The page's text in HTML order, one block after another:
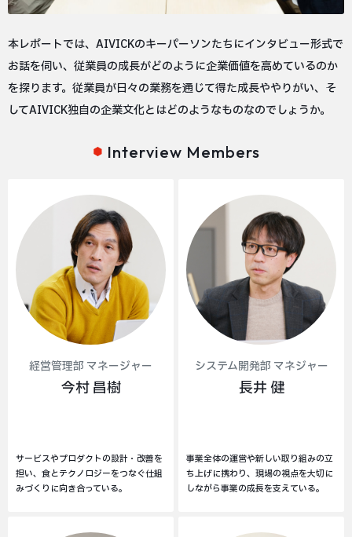
本レポートでは、AIVICKのキーパーソンたちにインタビュー形式で
お話を伺い、従業員の成長がどのように企業価値を高めているのか
を探ります。従業員が日々の業務を通じて得た成長ややりがい、そ
してAIVICK独自の企業文化とはどのようなものなのでしょうか。
Interview Members
経営管理部 マネージャー
今村 昌樹
サービスやプロダクトの設計・改善を
担い、食とテクノロジーをつなぐ仕組
みづくりに向き合っている。
システム開発部 マネジャー
長井 健
事業全体の運営や新しい取り組みの立
ち上げに携わり、現場の視点を大切に
しながら事業の成長を支えている。